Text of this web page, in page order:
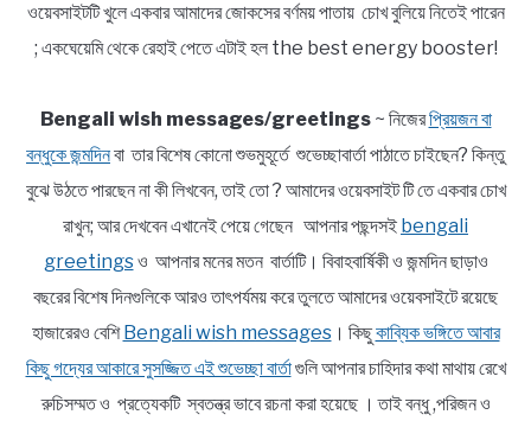
ওয়েবসাইটটি খুলে একবার আমাদের জোকসের বর্ণময় পাতায় চোখ বুলিয়ে নিতেই পারেন
; একঘেয়েমি থেকে রেহাই পেতে এটাই হল the best energy booster!
Bengali wish messages/greetings~ নিজেরপ্রিয়জন বা
বন্ধুকে জন্মদিনবা তার বিশেষ কোনো শুভমুহূর্তে শুভেচ্ছাবার্তা পাঠাতে চাইছেন? কিন্তু
বুঝে উঠতে পারছেন না কী লিখবেন, তাই তো ? আমাদের ওয়েবসাইট টি তে একবার চোখ
রাখুন; আর দেখবেন এখানেই পেয়ে গেছেন আপনার পছন্দসই bengali
greetingsও আপনার মনের মতন বার্তাটি। বিবাহবার্ষিকী ও জন্মদিন ছাড়াও
বছরের বিশেষ দিনগুলিকে আরও তাৎপর্যময় করে তুলতে আমাদের ওয়েবসাইটে রয়েছে
হাজারেরও বেশিBengali wish messages। কিছুকাব্যিক ভঙ্গিতে আবার
কিছু গদ্যের আকারে সুসজ্জিত এই শুভেচ্ছা বার্তাগুলি আপনার চাহিদার কথা মাথায় রেখে
রুচিসম্মত ও প্রত্যেকটি স্বতন্ত্র ভাবে রচনা করা হয়েছে । তাই বন্ধু ,পরিজন ও